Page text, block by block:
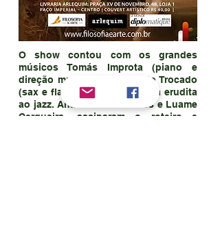
O show contou com os grandes
músicos Tomás Improta (piano e
direção musical) e Fernando Trocado
(sax e flauta), indo da música erudita
ao jazz. Ana Beatriz Antunes e Luame
Cerqueira, assinaram o roteiro e